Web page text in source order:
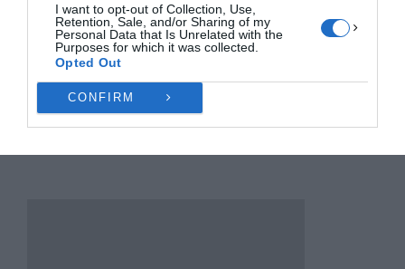
I want to opt-out of Collection, Use,
Retention, Sale, and/or Sharing of my
Personal Data that Is Unrelated with the
Purposes for which it was collected.
Opted Out
CONFIRM